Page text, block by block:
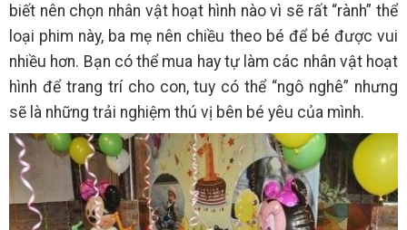
biết nên chọn nhân vật hoạt hình nào vì sẽ rất “rành” thể
loại phim này, ba mẹ nên chiều theo bé để bé được vui
nhiều hơn. Bạn có thể mua hay tự làm các nhân vật hoạt
hình để trang trí cho con, tuy có thể “ngô nghê” nhưng
sẽ là những trải nghiệm thú vị bên bé yêu của mình.